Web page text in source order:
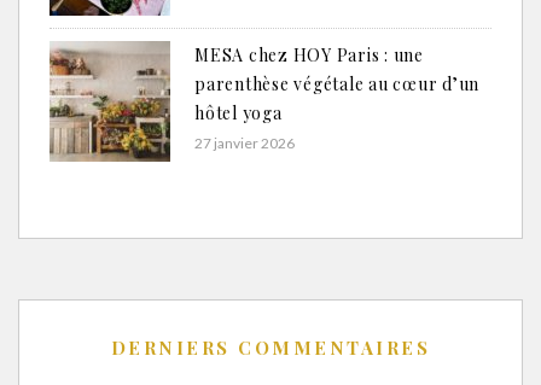
MESA chez HOY Paris : une
parenthèse végétale au cœur d’un
hôtel yoga
27 janvier 2026
DERNIERS COMMENTAIRES